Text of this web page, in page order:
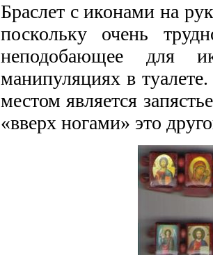
Браслет с иконами на
поскольку очень
неподобающее для
манипуляциях в
местом является
«вверх ногами» это